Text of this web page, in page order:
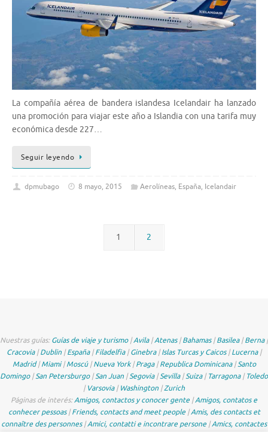
La compañía aérea de bandera islandesa Icelandair ha lanzado
una promoción para viajar este año a Islandia con una tarifa muy
económica desde 227…
Seguir leyendo
dpmubago 8 mayo, 2015 Aerolíneas, España, Icelandair
1 2
Nuestras guías:Guías de viaje y turismo|Avila|Atenas|Bahamas|Basilea|Berna|
Cracovia|Dublin |España|Filadelfia|Ginebra|Islas Turcas y Caicos|Lucerna|
Madrid|Miami|Moscú|Nueva York|Praga|Republica Dominicana|Santo
Domingo|San Petersburgo|San Juan |Segovia|Sevilla|Suiza|Tarragona|Toledo
|Varsovia|Washington |Zurich
Páginas de interés:Amigos, contactos y conocer gente |Amigos, contatos e
conhecer pessoas|Friends, contacts and meet people|Amis, des contacts et
connaître des personnes|Amici, contatti e incontrare persone |Amics, contactes